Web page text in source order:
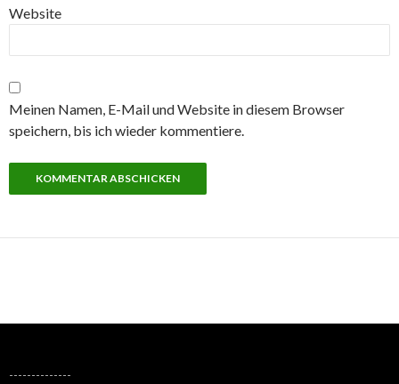
Website
Meinen Namen, E-Mail und Website in diesem Browser
speichern, bis ich wieder kommentiere.
--------------